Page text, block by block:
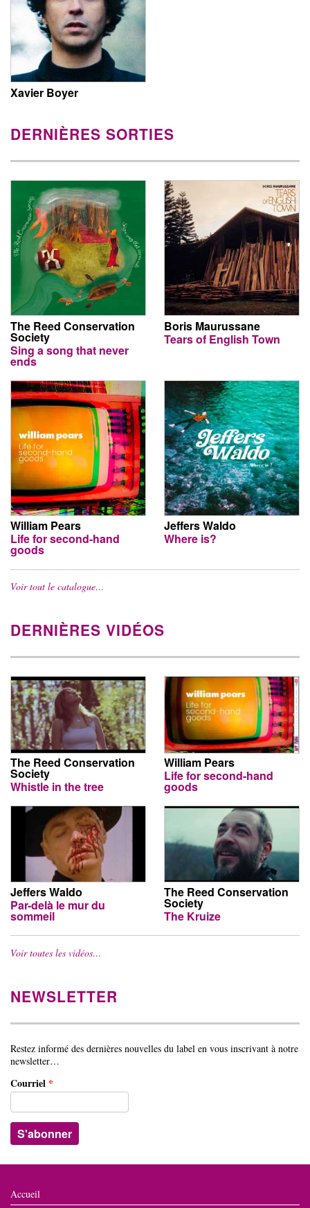
Xavier Boyer
DERNIÈRES SORTIES
The Reed Conservation
Society
Sing a song that never
ends
Boris Maurussane
Tears of English Town
William Pears
Life for second-hand
goods
Jeffers Waldo
Where is?
Voir tout le catalogue…
DERNIÈRES VIDÉOS
The Reed Conservation
Society
Whistle in the tree
William Pears
Life for second-hand
goods
Jeffers Waldo
Par-delà le mur du
sommeil
The Reed Conservation
Society
The Kruize
Voir toutes les vidéos…
NEWSLETTER
Restez informé des dernières nouvelles du label en vous inscrivant à notre
newsletter…
Courriel *
Accueil